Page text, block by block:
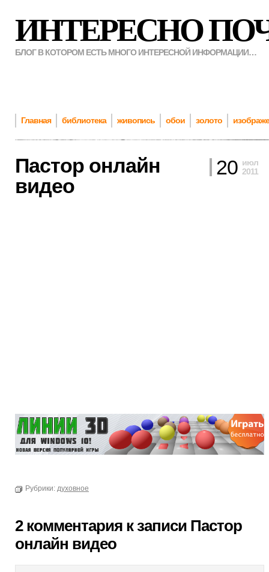
ИНТЕРЕСНО
БЛОГ В КОТОРОМ ЕСТЬ МНОГО ИНТЕРЕСНОЙ ИНФОРМАЦИИ…
Главная библиотека живопись обои золото
Пастор онлайн
видео
20 июл
2011
Рубрики: духовное
2 комментария к записи Пастор
онлайн видео